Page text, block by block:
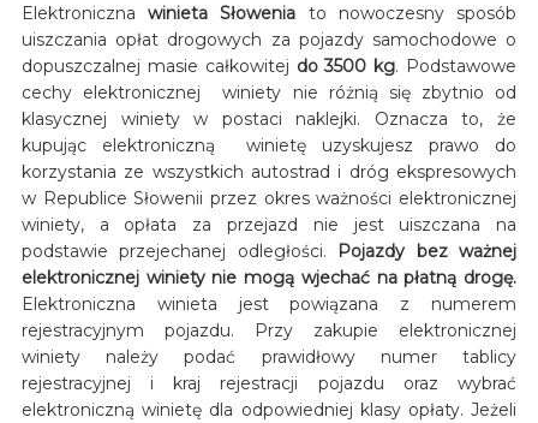
Elektronicznawinieta Słowenia to nowoczesny sposób
uiszczania opłat drogowych za pojazdy samochodowe o
dopuszczalnej masie całkowitej do 3500 kg. Podstawowe
cechy elektronicznej winiety nie różnią się zbytnio od
klasycznej winiety w postaci naklejki. Oznacza to, że
kupując elektroniczną winietę uzyskujesz prawo do
korzystania ze wszystkich autostrad i dróg ekspresowych
w Republice Słowenii przez okres ważności elektronicznej
winiety, a opłata za przejazd nie jest uiszczana na
podstawie przejechanej odległości. Pojazdy bez ważnej
elektronicznej winiety nie mogą wjechać na płatną drogę.
Elektroniczna winieta jest powiązana z numerem
rejestracyjnym pojazdu. Przy zakupie elektronicznej
winiety należy podać prawidłowy numer tablicy
rejestracyjnej i kraj rejestracji pojazdu oraz wybrać
elektroniczną winietę dla odpowiedniej klasy opłaty. Jeżeli